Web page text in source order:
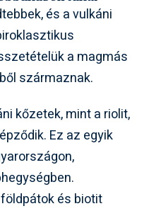
és a vulkáni
a magmás
származnak.
kőzetek, mint a riolit,
Ez az egyik
és biotit